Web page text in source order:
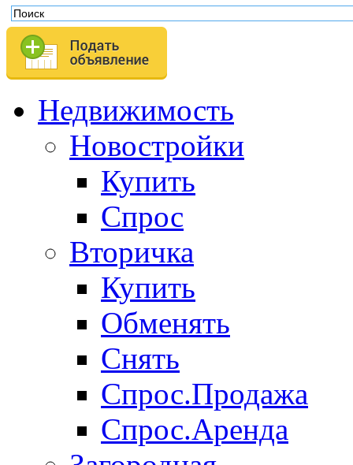
Недвижимость
Новостройки
Купить
Спрос
Вторичка
Купить
Обменять
Снять
Спрос.Продажа
Спрос.Аренда